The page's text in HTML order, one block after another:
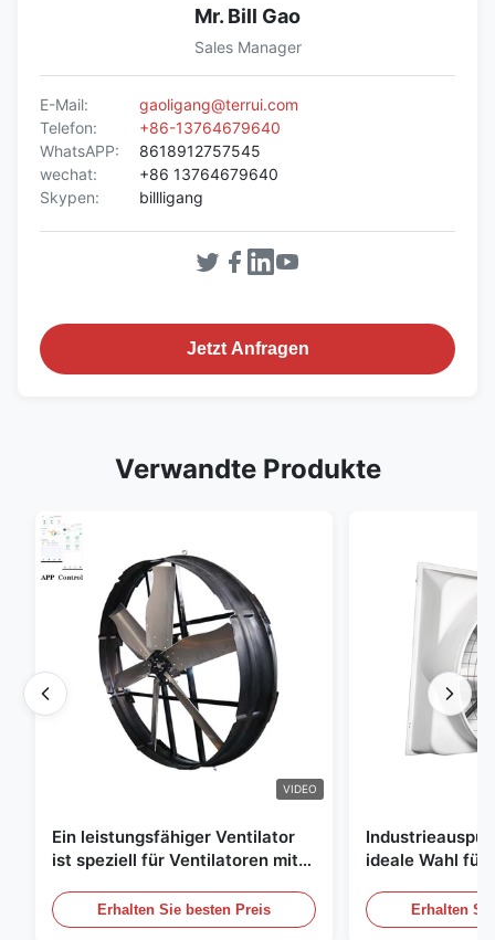
Mr. Bill Gao
Sales Manager
E-Mail:
gaoligang@terrui.com
Telefon:
+86-13764679640
WhatsAPP:
8618912757545
wechat:
+86 13764679640
Skypen:
billligang
Jetzt Anfragen
Verwandte Produkte
VIDEO
Ein leistungsfähiger Ventilator
ist speziell für Ventilatoren mit
mm und einem Luftvolumen von
120000 m3/h entwickelt.
Erhalten Sie besten Preis
ideale Wahl für
Erhalten